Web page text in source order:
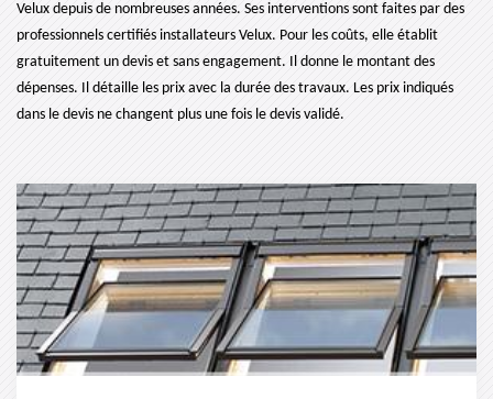
Velux depuis de nombreuses années. Ses interventions sont faites par des
professionnels certifiés installateurs Velux. Pour les coûts, elle établit
gratuitement un devis et sans engagement. Il donne le montant des
dépenses. Il détaille les prix avec la durée des travaux. Les prix indiqués
dans le devis ne changent plus une fois le devis validé.